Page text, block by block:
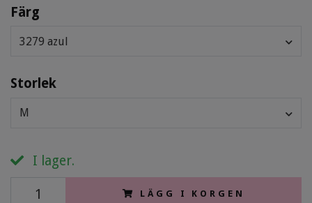
Färg
3279 azul
Storlek
M
I lager.
LÄGG I KORGEN